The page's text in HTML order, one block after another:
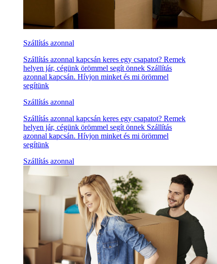
Szállítás azonnal
Szállítás azonnal kapcsán keres egy csapatot? Remek
helyen jár, cégünk örömmel segít önnek Szállítás
azonnal kapcsán. Hívjon minket és mi örömmel
segítünk
Szállítás azonnal
Szállítás azonnal kapcsán keres egy csapatot? Remek
helyen jár, cégünk örömmel segít önnek Szállítás
azonnal kapcsán. Hívjon minket és mi örömmel
segítünk
Szállítás azonnal